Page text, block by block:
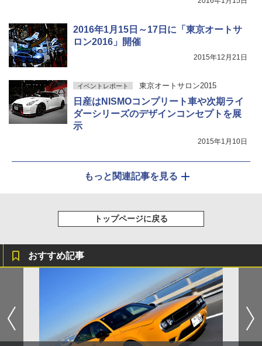
2016年1月15日～17日に「東京オートサ
ロン2016」開催
2015年12月21日
イベントレポート 東京オートサロン2015
日産はNISMOコンプリート車や次期ライ
ダーシリーズのデザインコンセプトを展
示
2015年1月10日
もっと関連記事を見る
トップページに戻る
おすすめ記事